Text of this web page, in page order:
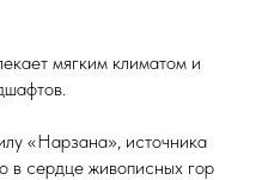
мягким климатом и
«Нарзана», источника
в сердце живописных гор